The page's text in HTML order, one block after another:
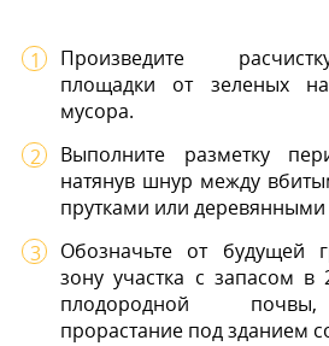
Произведите
площадки от зеленых
мусора.
Выполните разметку
натянув шнур между
прутками или
Обозначьте от будущей
зону участка с запасом в
плодородной
прорастание под зданием